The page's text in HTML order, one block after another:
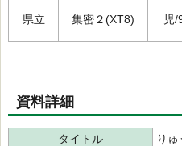
県立 集密２(XT8) 児/
資料詳細
タイトル
り